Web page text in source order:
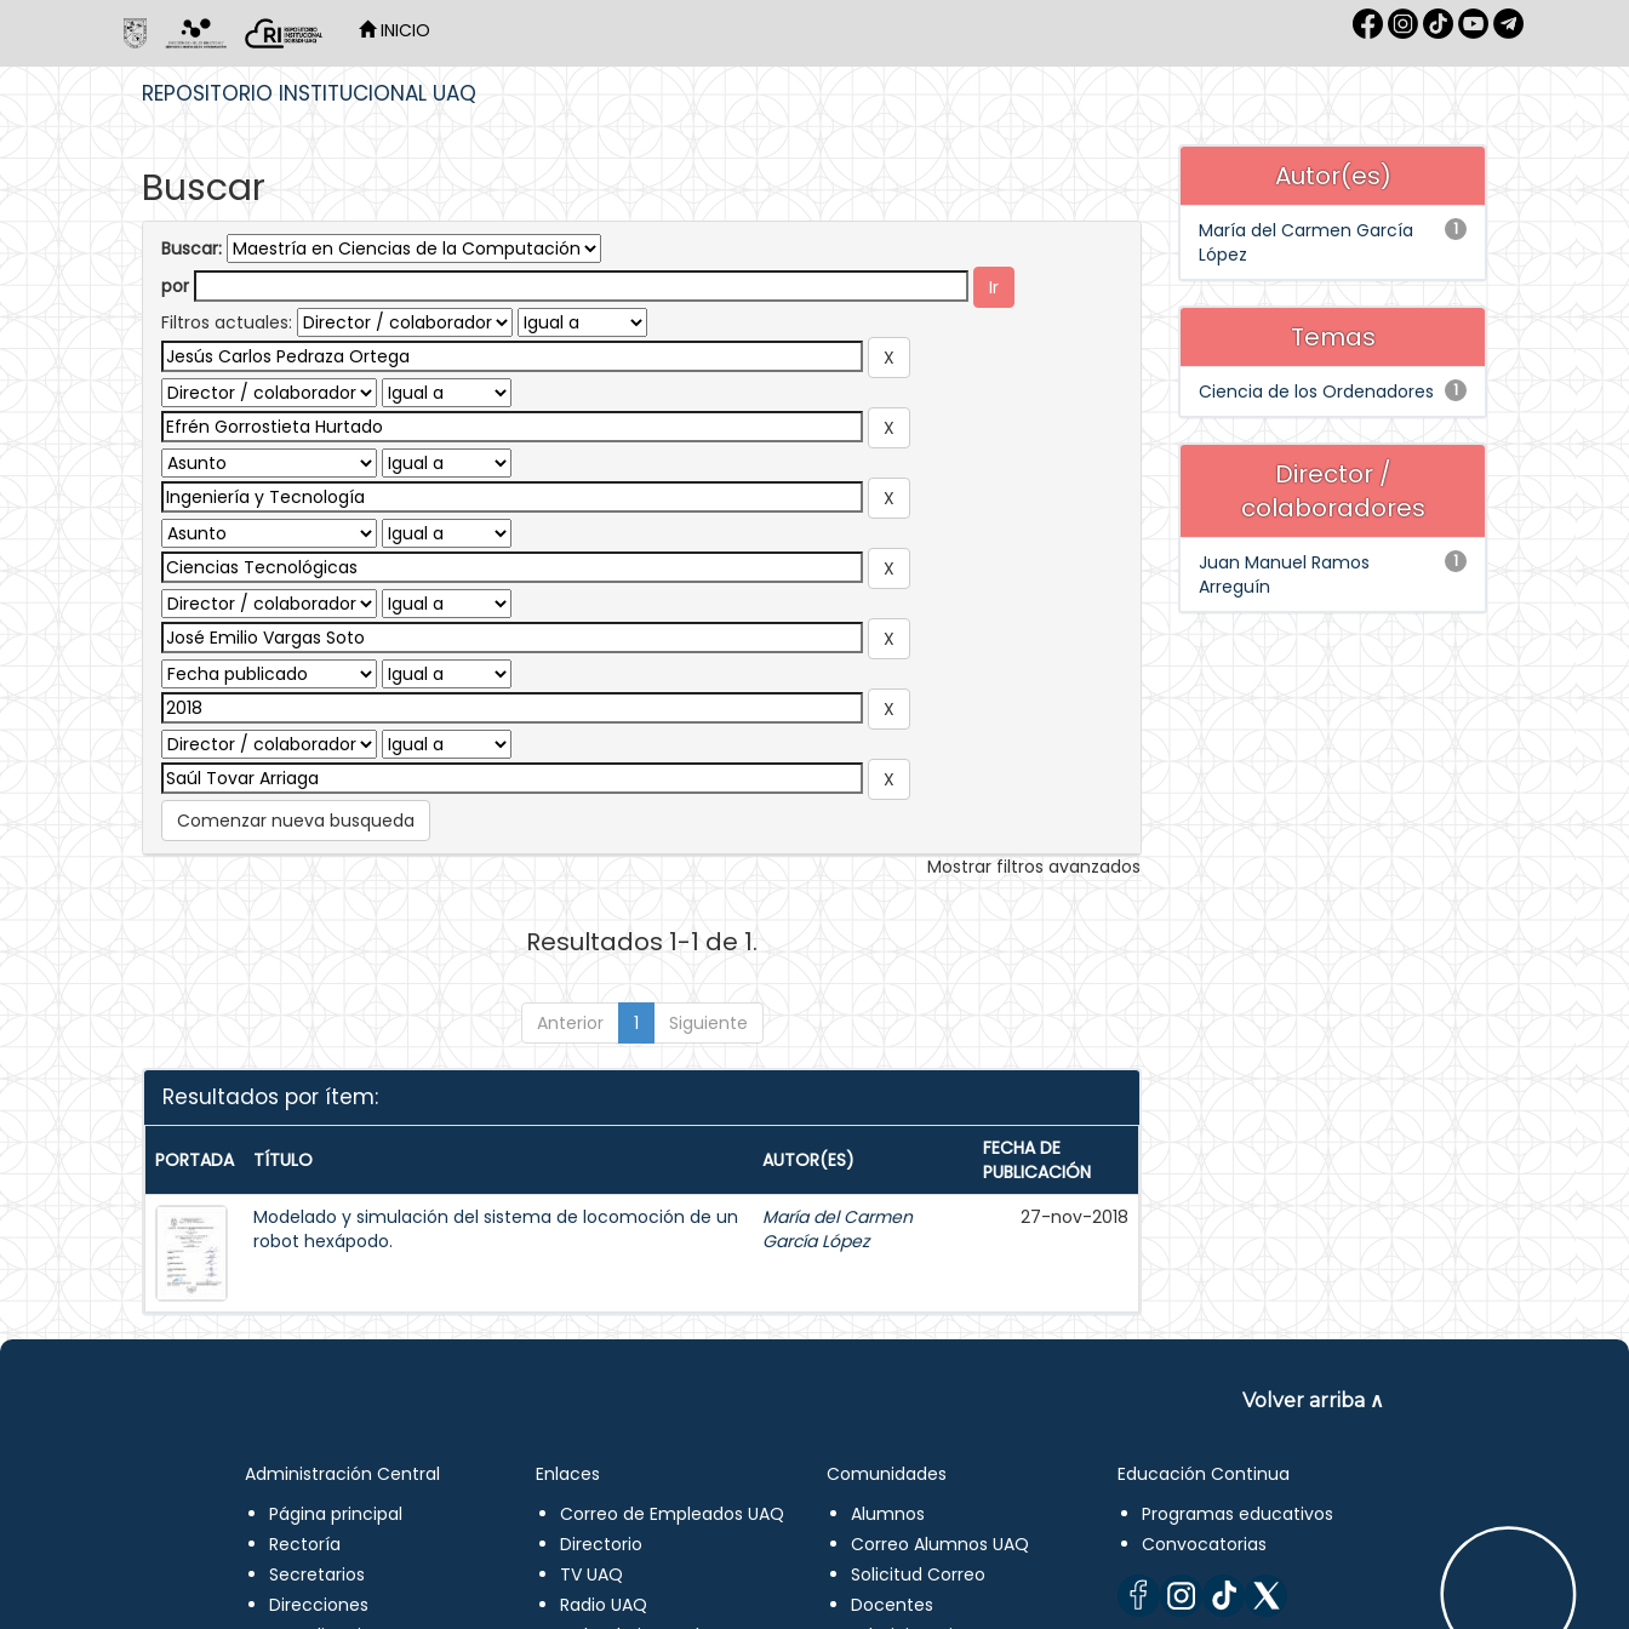
INICIO
REPOSITORIO INSTITUCIONAL UAQ
Buscar
Buscar:
por
Filtros actuales:
Comenzar nueva busqueda
Mostrar filtros avanzados
Resultados 1-1 de 1.
Anterior 1 Siguiente
Resultados por ítem:
PORTADA TÍTULO AUTOR(ES)
FECHA DE
PUBLICACIÓN
Modelado y simulación del sistema de locomoción de un
robot hexápodo.
María del Carmen
García López
27-nov-2018
Autor(es)
1
María del Carmen García
López
Temas
1
Ciencia de los Ordenadores
Director /
colaboradores
1
Juan Manuel Ramos
Arreguín
Volver arriba ∧
Administración Central
Página principal
Rectoría
Secretarios
Direcciones
Enlaces
Correo de Empleados UAQ
Directorio
TV UAQ
Radio UAQ
Comunidades
Alumnos
Correo Alumnos UAQ
Solicitud Correo
Docentes
Educación Continua
Programas educativos
Convocatorias